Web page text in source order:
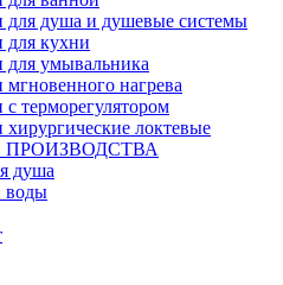
для душа и душевые системы
для кухни
для умывальника
нагрева
терморегулятором
локтевые
ПРОИЗВОДСТВА
душа
воды